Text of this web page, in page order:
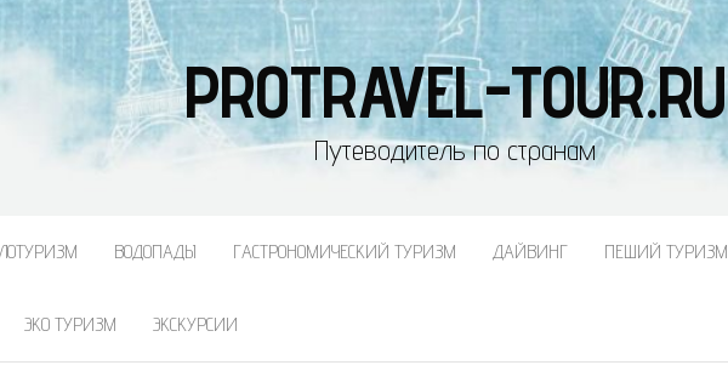
PROTRAVEL-TOUR.RU
Путеводитель по странам
ВОДОПАДЫ ГАСТРОНОМИЧЕСКИЙ ТУРИЗМ ДАЙВИНГ ПЕШИЙ ТУРИЗМ
ЭКО ТУРИЗМ ЭКСКУРСИИ